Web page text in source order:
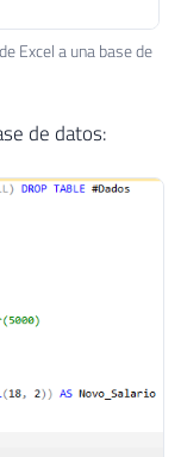
Excel a una base de
de datos: